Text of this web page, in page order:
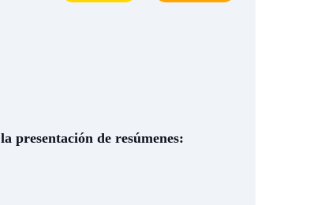
presentación de resúmenes: